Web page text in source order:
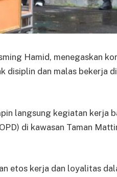
Hamid, menegaskan
disiplin dan malas bekerja di
langsung kegiatan kerja
di kawasan Taman
etos kerja dan loyalitas